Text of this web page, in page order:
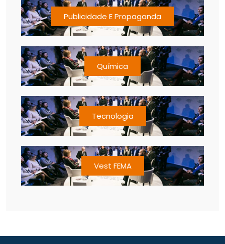
Publicidade E Propaganda
Química
Tecnologia
Vest FEMA